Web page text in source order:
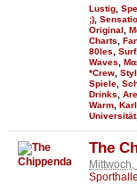
Lustig
;)
Original
Charts
80Ies
Surf,
Waves
*Crew
Spiele
Drinks
Warm Karl
Universität,
The